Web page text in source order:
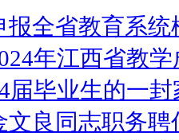
报全省教育系统
年江西省教
届毕业生的一封
文良同志职务聘